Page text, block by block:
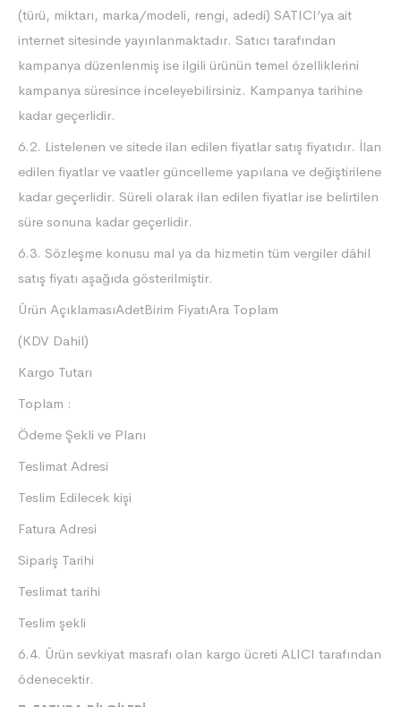
(türü, miktarı, marka/modeli, rengi, adedi) SATICI’ya ait
internet sitesinde yayınlanmaktadır. Satıcı tarafından
kampanya düzenlenmiş ise ilgili ürünün temel özelliklerini
kampanya süresince inceleyebilirsiniz. Kampanya tarihine
kadar geçerlidir.
6.2. Listelenen ve sitede ilan edilen fiyatlar satış fiyatıdır. İlan
edilen fiyatlar ve vaatler güncelleme yapılana ve değiştirilene
kadar geçerlidir. Süreli olarak ilan edilen fiyatlar ise belirtilen
süre sonuna kadar geçerlidir.
6.3. Sözleşme konusu mal ya da hizmetin tüm vergiler dâhil
satış fiyatı aşağıda gösterilmiştir.
Ürün AçıklamasıAdetBirim FiyatıAra Toplam
(KDV Dahil)
Kargo Tutarı
Toplam :
Ödeme Şekli ve Planı
Teslimat Adresi
Teslim Edilecek kişi
Fatura Adresi
Sipariş Tarihi
Teslimat tarihi
Teslim şekli
6.4. Ürün sevkiyat masrafı olan kargo ücreti ALICI tarafından
ödenecektir.